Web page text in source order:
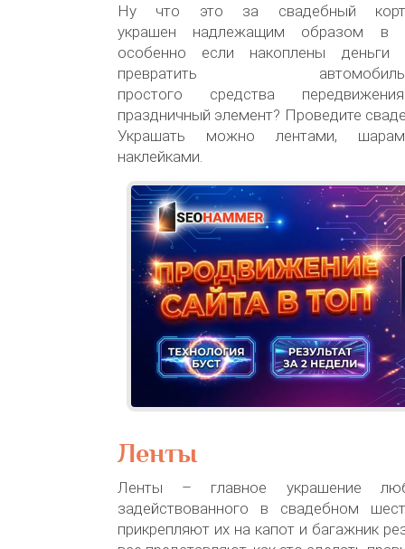
Ну что это за свадебный
украшен надлежащим образом в
особенно если накоплены
превратить
простого средства
праздничный элемент? Проведите
Украшать можно лентами,
наклейками.
Ленты
Ленты – главное украшение
задействованного в свадебном
прикрепляют их на капот и багажник